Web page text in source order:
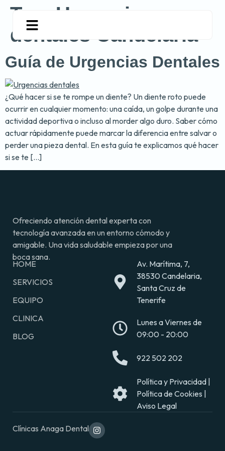
Tag: Urgencias
dentales Candelaria
Guía de Urgencias Dentales
¿Qué hacer si se te rompe un diente? Un diente roto puede
ocurrir en cualquier momento: una caída, un golpe durante una
actividad deportiva o incluso al morder algo duro. Saber cómo
actuar rápidamente puede marcar la diferencia entre salvar o
perder una pieza dental. En esta guía te explicamos qué hacer
si se te […]
Ofreciendo atención dental experta con
tecnología avanzada en un entorno cómodo y
amigable. Una vida saludable empieza por una
boca sana.
HOME
SERVICIOS
EQUIPO
CLINICA
BLOG
Av. Marítima, 7,
38530 Candelaria,
Santa Cruz de
Tenerife
Lunes a Viernes de
09:00 - 20:00
922 502 202
Política y Privacidad |
Política de Cookies |
Aviso Legal
Clínicas Anaga Dental